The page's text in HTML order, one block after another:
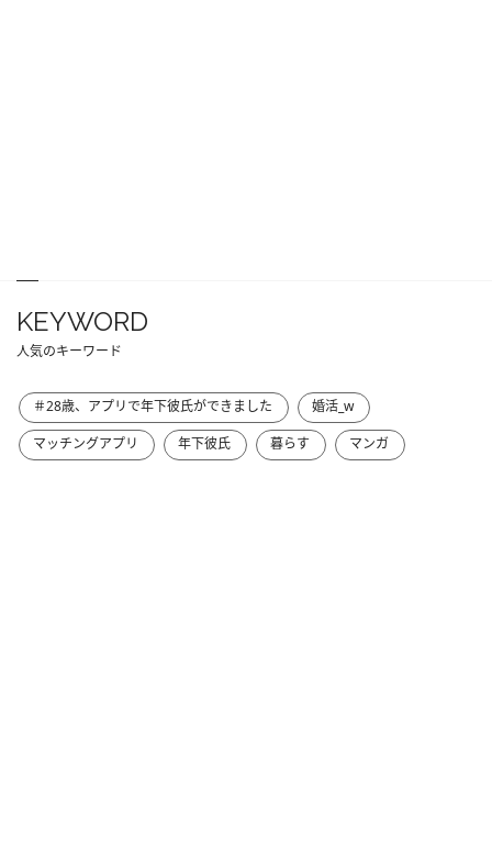
KEYWORD
人気のキーワード
＃28歳、アプリで年下彼氏ができました
婚活_w
マッチングアプリ
年下彼氏 暮らす マンガ